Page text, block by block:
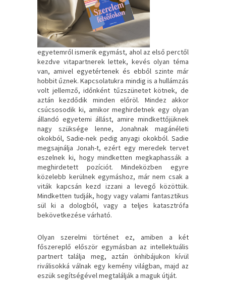
egyetemről ismerik egymást, ahol az első perctől
kezdve vitapartnerek lettek, kevés olyan téma
van, amivel egyetértenek és ebből szinte már
hobbit űznek. Kapcsolatukra mindig is a hullámzás
volt jellemző, időnként tűzszünetet kötnek, de
aztán kezdődik minden előröl. Mindez akkor
csúcsosodik ki, amikor meghirdetnek egy olyan
állandó egyetemi állást, amire mindkettőjüknek
nagy szüksége lenne, Jonahnak magánéleti
okokból, Sadie-nek pedig anyagi okokból. Sadie
megsajnálja Jonah-t, ezért egy meredek tervet
eszelnek ki, hogy mindketten megkaphassák a
meghirdetett pozíciót. Mindeközben egyre
közelebb kerülnek egymáshoz, már nem csak a
viták kapcsán kezd izzani a levegő közöttük.
Mindketten tudják, hogy vagy valami fantasztikus
sül ki a dologból, vagy a teljes katasztrófa
bekövetkezése várható.
Olyan szerelmi történet ez, amiben a két
főszereplő először egymásban az intellektuális
partnert találja meg, aztán önhibájukon kívül
riválisokká válnak egy kemény világban, majd az
eszük segítségével megtalálják a maguk útját.